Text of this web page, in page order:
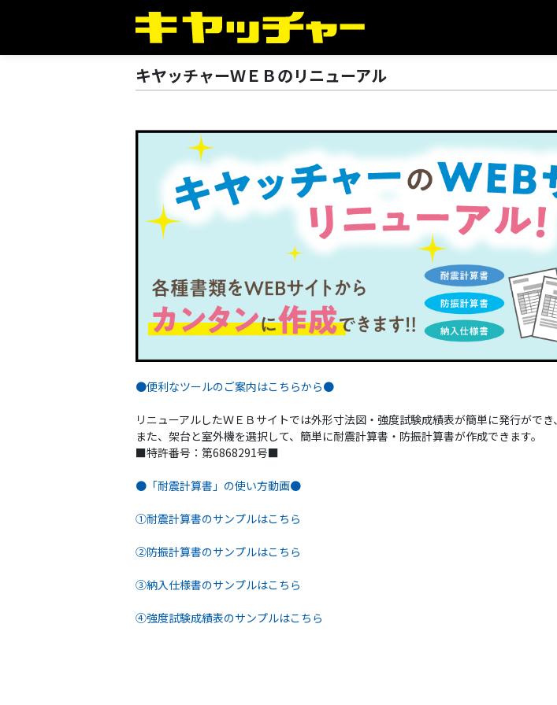
キヤッチャーＷＥＢのリニューアル
●便利なツールのご案内はこちらから●
リニューアルしたＷＥＢサイトでは外形寸法図・強度試験成績表が簡単に発行ができ、
また、架台と室外機を選択して、簡単に耐震計算書・防振計算書が作成できます。
■特許番号：第6868291号■
●「耐震計算書」の使い方動画●
①耐震計算書のサンプルはこちら
②防振計算書のサンプルはこちら
③納入仕様書のサンプルはこちら
④強度試験成績表のサンプルはこちら